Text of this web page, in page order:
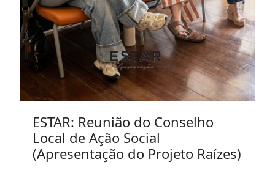
ESTAR: Reunião do Conselho
Local de Ação Social
(Apresentação do Projeto Raízes)